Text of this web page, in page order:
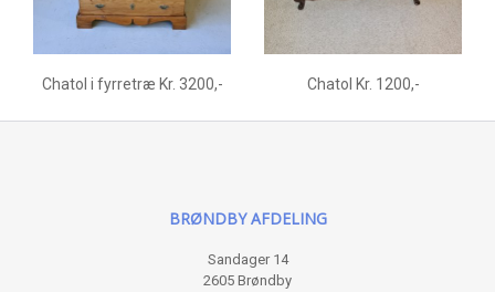
Chatol i fyrretræ Kr. 3200,- Chatol Kr. 1200,-
BRØNDBY AFDELING
Sandager 14
2605 Brøndby